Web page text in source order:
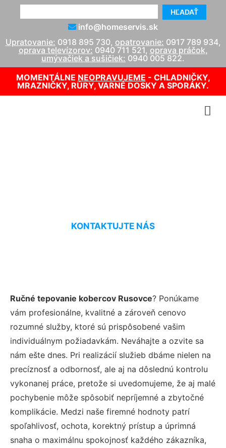
HĽADAŤ
info@homeservis.sk
Upratovanie: 0918 895 730, opatrovanie: 0917 789 934,
oprava televízorov: 0940 711 521, oprava práčok,
umývačiek a sušičiek: 0940 005 822.
MOMENTÁLNE NEOPRAVUJEME - CHLADNIČKY,
MRAZNIČKY, RÚRY, VARNÉ DOSKY A SPORÁKY.
KONTAKTUJTE NÁS
Ručné tepovanie kobercov Rusovce? Ponúkame
vám profesionálne, kvalitné a zároveň cenovo
rozumné služby, ktoré sú prispôsobené vašim
individuálnym požiadavkám. Neváhajte a ozvite sa
nám ešte dnes. Pri realizácií služieb dbáme nielen na
precíznosť a odbornosť, ale aj na dôslednú kontrolu
vykonanej práce, pretože si uvedomujeme, že aj malé
pochybenie môže spôsobiť nepríjemné a zbytočné
komplikácie. Medzi naše firemné hodnoty patrí
spoľahlivosť, ochota, korektný prístup a úprimná
snaha o maximálnu spokojnosť každého zákazníka,